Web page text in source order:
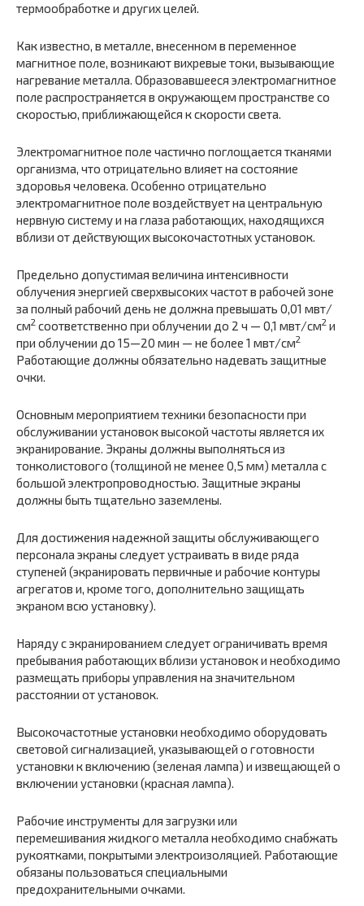
термообработке и других целей.
Как известно, в металле, внесенном в переменное
магнитное поле, возникают вихревые токи, вызывающие
нагревание металла. Образовавшееся электромагнитное
поле распространяется в окружающем пространстве со
скоростью, приближающейся к скорости света.
Электромагнитное поле частично поглощается тканями
организма, что отрицательно влияет на состояние
здоровья человека. Особенно отрицательно
электромагнитное поле воздействует на центральную
нервную систему и на глаза работающих, находящихся
вблизи от действующих высокочастотных установок.
Предельно допустимая величина интенсивности
облучения энергией сверхвысоких частот в рабочей зоне
за полный рабочий день не должна превышать 0,01 мвт/
см2 соответственно при облучении до 2 ч — 0,1 мвт/см2 и
при облучении до 15—20 мин — не более 1 мвт/см2
Работающие должны обязательно надевать защитные
очки.
Основным мероприятием техники безопасности при
обслуживании установок высокой частоты является их
экранирование. Экраны должны выполняться из
тонколистового (толщиной не менее 0,5 мм) металла с
большой электропроводностью. Защитные экраны
должны быть тщательно заземлены.
Для достижения надежной защиты обслуживающего
персонала экраны следует устраивать в виде ряда
ступеней (экранировать первичные и рабочие контуры
агрегатов и, кроме того, дополнительно защищать
экраном всю установку).
Наряду с экранированием следует ограничивать время
пребывания работающих вблизи установок и необходимо
размещать приборы управления на значительном
расстоянии от установок.
Высокочастотные установки необходимо оборудовать
световой сигнализацией, указывающей о готовности
установки к включению (зеленая лампа) и извещающей о
включении установки (красная лампа).
Рабочие инструменты для загрузки или
перемешивания жидкого металла необходимо снабжать
рукоятками, покрытыми электроизоляцией. Работающие
обязаны пользоваться специальными
предохранительными очками.